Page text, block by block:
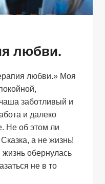
любви.
любви.» Моя
заботливый и
и далеко
Не об этом ли
а не жизнь!
обернулась
не в то